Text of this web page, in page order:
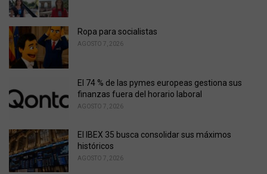
Ropa para socialistas
AGOSTO 7, 2026
El 74 % de las pymes europeas gestiona sus
finanzas fuera del horario laboral
AGOSTO 7, 2026
El IBEX 35 busca consolidar sus máximos
históricos
AGOSTO 7, 2026